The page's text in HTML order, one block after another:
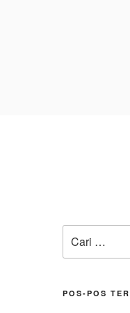
untuk:
POS-POS